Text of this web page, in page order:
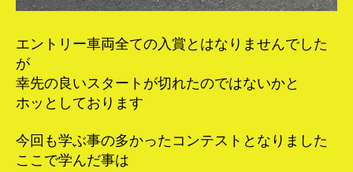
エントリー車両全ての入賞とはなりませんでした
が
幸先の良いスタートが切れたのではないかと
ホッとしております
今回も学ぶ事の多かったコンテストとなりました
ここで学んだ事は